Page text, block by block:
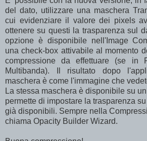
del dato, utilizzare una maschera
cui evidenziare il valore dei pixels
ottenere su questi la trasparenza sul
opzione è disponibile nell'Image
una check-box attivabile al momento
compressione da effettuare (se in
Multibanda). Il risultato dopo
maschera è come l'immagine che
La stessa maschera è disponibile su
permette di impostare la trasparenza
già disponibili. Sempre nella
chiama Opacity Builder Wizard.